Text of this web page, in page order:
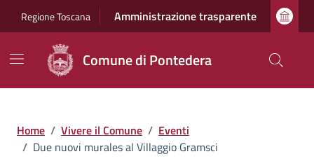
Regione Toscana Amministrazione trasparente
Comune di Pontedera
Home / Vivere il Comune / Eventi
/ Due nuovi murales al Villaggio Gramsci